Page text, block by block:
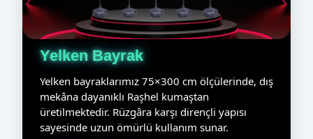
Yelken Bayrak
Yelken bayraklarımız 75×300 cm ölçülerinde, dış
mekâna dayanıklı Raşhel kumaştan
üretilmektedir. Rüzgâra karşı dirençli yapısı
sayesinde uzun ömürlü kullanım sunar.